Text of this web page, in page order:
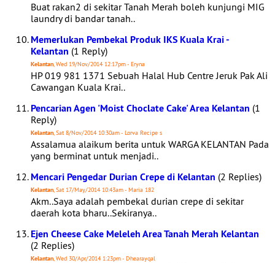
Buat rakan2 di sekitar Tanah Merah boleh kunjungi MIG
laundry di bandar tanah..
Memerlukan Pembekal Produk IKS Kuala Krai -
Kelantan (1 Reply)
Kelantan, Wed 19/Nov/2014 12:17pm - Eryna
HP 019 981 1371 Sebuah Halal Hub Centre Jeruk Pak Ali
Cawangan Kuala Krai..
Pencarian Agen 'Moist Choclate Cake' Area Kelantan (1
Reply)
Kelantan, Sat 8/Nov/2014 10:30am - Lorva Recipe s
Assalamua alaikum berita untuk WARGA KELANTAN Pada
yang berminat untuk menjadi..
Mencari Pengedar Durian Crepe di Kelantan (2 Replies)
Kelantan, Sat 17/May/2014 10:43am - Maria 182
Akm..Saya adalah pembekal durian crepe di sekitar
daerah kota bharu..Sekiranya..
Ejen Cheese Cake Meleleh Area Tanah Merah Kelantan
(2 Replies)
Kelantan, Wed 30/Apr/2014 1:23pm - Dhearayqal